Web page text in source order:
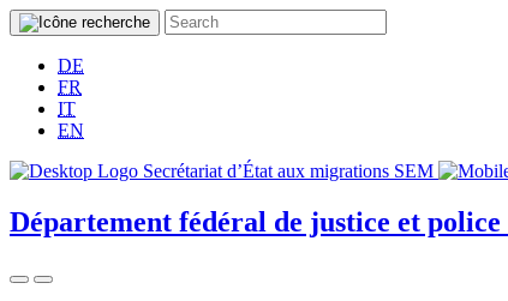
DE
FR
IT
EN
Département fédéral de justice et police